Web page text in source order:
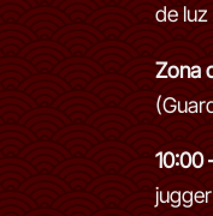
de luz
Zona
10:00